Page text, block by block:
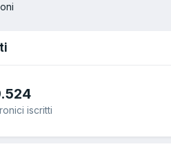
iscritti